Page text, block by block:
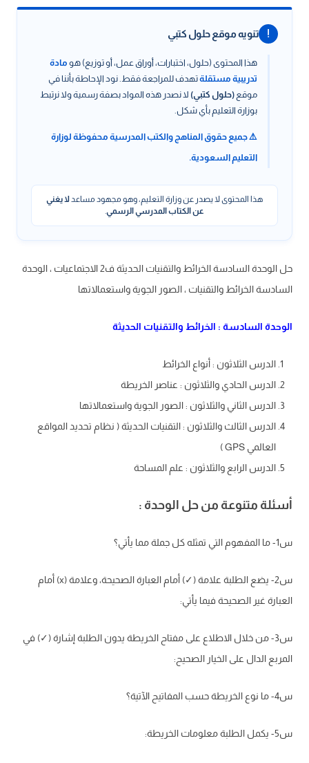
! تنويه موقع حلول كتبي
هذا المحتوى (حلول، اختبارات، أوراق عمل، أو توزيع) هو مادة
تدريبية مستقلةتهدف للمراجعة فقط. نود الإحاطة بأننا في
موقع (حلول كتبي) لا نصدر هذه المواد بصفة رسمية ولا نرتبط
بوزارة التعليم بأي شكل.
⚠️ جميع حقوق المناهج والكتب المدرسية محفوظة لوزارة
التعليم السعودية.
هذا المحتوى لا يصدر عن وزارة التعليم، وهو مجهود مساعدلا يغني
عن الكتاب المدرسي الرسمي.
حل الوحدة السادسة الخرائط والتقنيات الحديثة ف2 الاجتماعيات ، الوحدة
السادسة الخرائط والتقنيات ، الصور الجوية واستعمالاتها
الوحدة السادسة : الخرائط والتقنيات الحديثة
الدرس الثلاثون : أنواع الخرائط
الدرس الحادي والثلاثون : عناصر الخريطة
الدرس الثاني والثلاثون : الصور الجوية واستعمالاتها
الدرس الثالث والثلاثون : التقنيات الحديثة ( نظام تحديد المواقع
العالمي GPS )
الدرس الرابع والثلاثون : علم المساحة
أسئلة متنوعة من حل الوحدة :
س1- ما المفهوم التي تمثله كل جملة مما يأتي؟
س2- يضع الطلبة علامة (✓) أمام العبارة الصحيحة، وعلامة (x) أمام
العبارة غير الصحيحة فيما يأتي:
س3- من خلال الاطلاع على مفتاح الخريطة يدون الطلبة إشارة (✓) في
المربع الدال على الخيار الصحيح:
س4- ما نوع الخريطة حسب المفاتيح الآتية؟
س5- يكمل الطلبة معلومات الخريطة: